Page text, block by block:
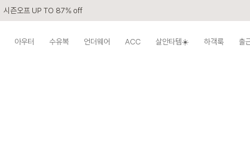
시즌오프 UP TO 87% off
아우터 수유복 언더웨어 ACC 살안타템☀️ 하객룩 출